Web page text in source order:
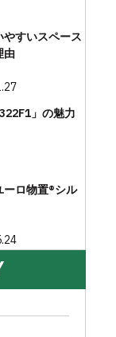
すいスペース
由
」の魅力
ーロ物置®︎シル